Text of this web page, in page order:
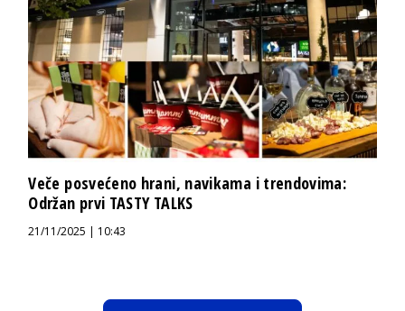
Veče posvećeno hrani, navikama i trendovima:
Održan prvi TASTY TALKS
21/11/2025 | 10:43